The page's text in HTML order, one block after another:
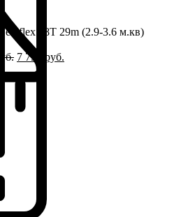
18T 29m (2.9-3.6 м.кв)
7 755
руб.